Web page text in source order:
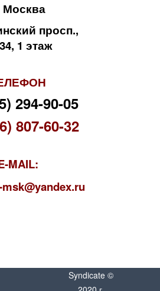
Москва
просп.,
1 этаж
294-90-05
807-60-32
MAIL:
Syndicate ©